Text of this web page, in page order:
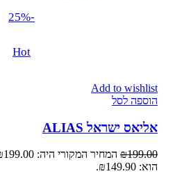
-25%
Hot
Add to wishlist
הוספה לסל
אליאס ישראל ALIAS
₪199.00 המחיר המקורי היה: ₪199.00.
הוא: ₪149.90.